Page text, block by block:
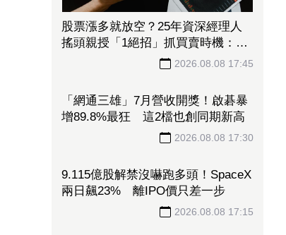
股票漲多就放空？25年資深經理人
搖頭親授「1絕招」抓買賣時機：看
2026.08.08 17:45
「網通三雄」7月營收開獎！啟碁暴
增89.8%最狂 這2檔也創同期新高